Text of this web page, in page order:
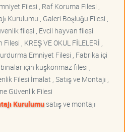
Filesi , Raf Koruma Filesi ,
Kurulumu , Galeri Boşluğu Filesi ,
filesi , Evcil hayvan filesi
, KREŞ VE OKUL FİLELERİ ,
Emniyet Filesi , Fabrika içi
için kuşkonmaz filesi ,
Filesi İmalat , Satış ve Montajı ,
Güvenlik Filesi
Kurulumusatış ve montajı